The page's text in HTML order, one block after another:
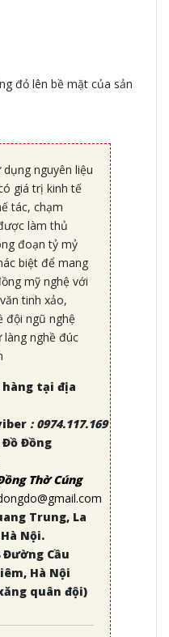
đỏ lên bề mặt của sản
dụng nguyên liệu
giá trị kinh tế
tác, chạm
làm thủ
đoạn tỷ mỷ
biệt để mang
mỹ nghệ với
tinh xảo,
đội ngũ nghệ
nghề đúc
tại địa
: 0974.117.169
Đồ Đồng
Thờ Cúng
Trung, La
Nội.
Đường Cầu
Hà Nội
quân đội)